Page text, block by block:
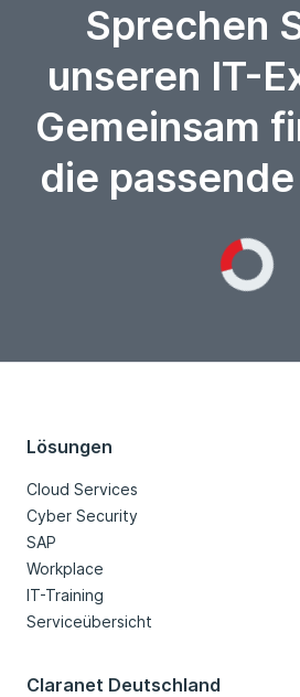
Sprechen
unseren IT-
Gemeinsam
die
Lösungen
Cloud Services
Cyber Security
SAP
Workplace
IT-Training
Serviceübersicht
Claranet Deutschland